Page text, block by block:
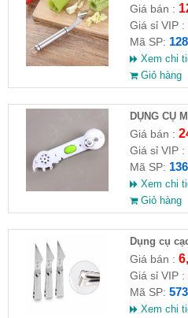
Giá bán :
Giá sỉ VIP :
Mã SP:
Xem chi
Giỏ hàng
DỤNG CỤ
KITCHEN
Giá bán :
Giá sỉ VIP :
Mã SP:
Xem chi
Giỏ hàng
Dụng cụ
Giá bán :
Giá sỉ VIP :
Mã SP:
Xem chi